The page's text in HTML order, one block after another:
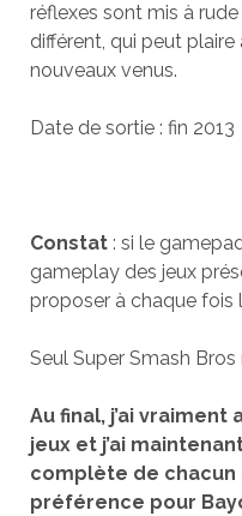
réflexes sont mis à
différent, qui peut
nouveaux venus.
Date de sortie : fin 2013
Constat: si le
gameplay des jeux
proposer à chaque fois
Seul Super Smash
Au final, j’ai
jeux et j’ai
complète de chacun
préférence pour